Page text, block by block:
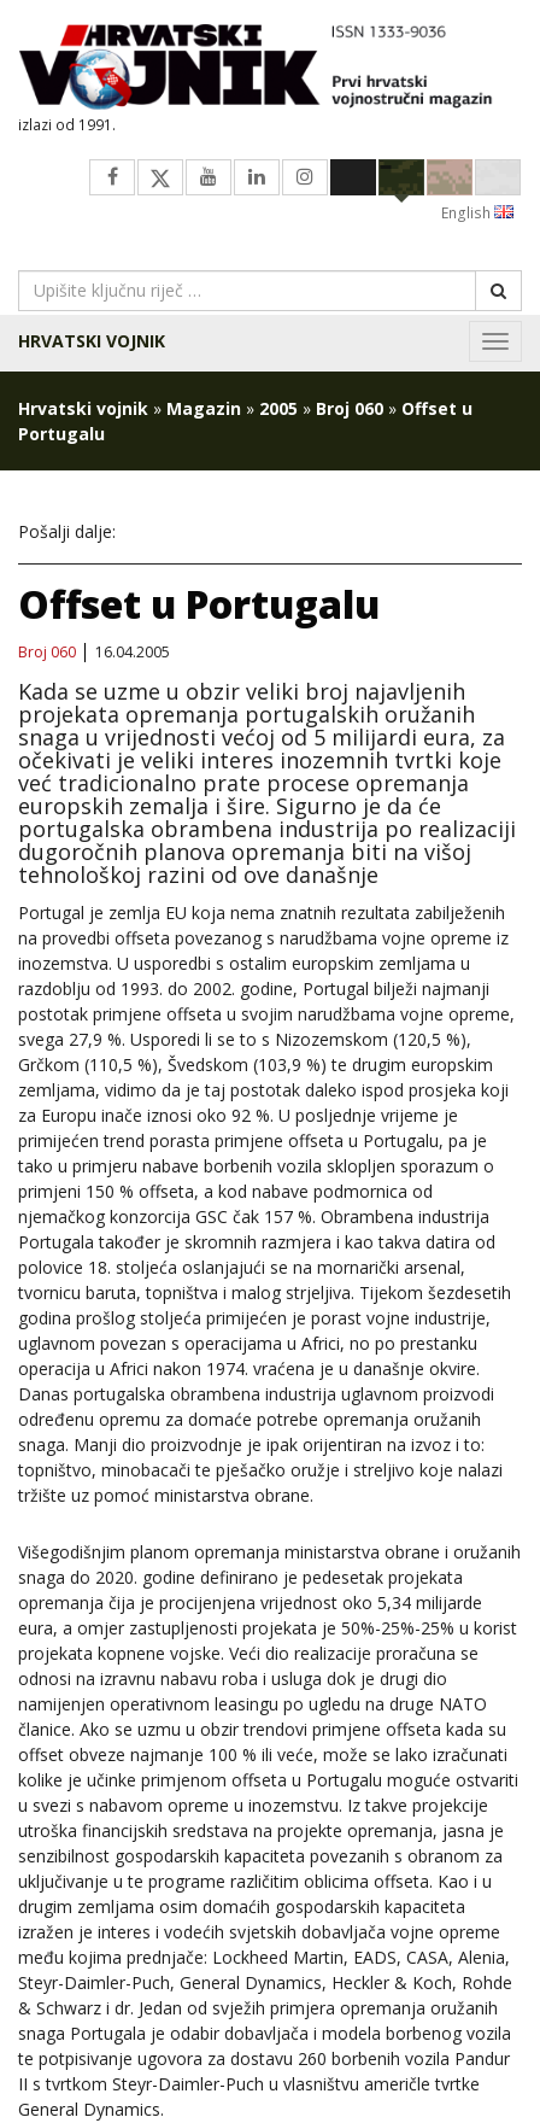
izlazi od 1991.
English
HRVATSKI VOJNIK
Hrvatski vojnik » Magazin » 2005 » Broj 060 » Offset u
Portugalu
Pošalji dalje:
Offset u Portugalu
Broj 060 16.04.2005
Kada se uzme u obzir veliki broj najavljenih
projekata opremanja portugalskih oružanih
snaga u vrijednosti većoj od 5 milijardi eura, za
očekivati je veliki interes inozemnih tvrtki koje
već tradicionalno prate procese opremanja
europskih zemalja i šire. Sigurno je da će
portugalska obrambena industrija po realizaciji
dugoročnih planova opremanja biti na višoj
tehnološkoj razini od ove današnje
Portugal je zemlja EU koja nema znatnih rezultata zabilježenih
na provedbi offseta povezanog s narudžbama vojne opreme iz
inozemstva. U usporedbi s ostalim europskim zemljama u
razdoblju od 1993. do 2002. godine, Portugal bilježi najmanji
postotak primjene offseta u svojim narudžbama vojne opreme,
svega 27,9 %. Usporedi li se to s Nizozemskom (120,5 %),
Grčkom (110,5 %), Švedskom (103,9 %) te drugim europskim
zemljama, vidimo da je taj postotak daleko ispod prosjeka koji
za Europu inače iznosi oko 92 %. U posljednje vrijeme je
primijećen trend porasta primjene offseta u Portugalu, pa je
tako u primjeru nabave borbenih vozila sklopljen sporazum o
primjeni 150 % offseta, a kod nabave podmornica od
njemačkog konzorcija GSC čak 157 %. Obrambena industrija
Portugala također je skromnih razmjera i kao takva datira od
polovice 18. stoljeća oslanjajući se na mornarički arsenal,
tvornicu baruta, topništva i malog strjeljiva. Tijekom šezdesetih
godina prošlog stoljeća primijećen je porast vojne industrije,
uglavnom povezan s operacijama u Africi, no po prestanku
operacija u Africi nakon 1974. vraćena je u današnje okvire.
Danas portugalska obrambena industrija uglavnom proizvodi
određenu opremu za domaće potrebe opremanja oružanih
snaga. Manji dio proizvodnje je ipak orijentiran na izvoz i to:
topništvo, minobacači te pješačko oružje i streljivo koje nalazi
tržište uz pomoć ministarstva obrane.
Višegodišnjim planom opremanja ministarstva obrane i oružanih
snaga do 2020. godine definirano je pedesetak projekata
opremanja čija je procijenjena vrijednost oko 5,34 milijarde
eura, a omjer zastupljenosti projekata je 50%-25%-25% u korist
projekata kopnene vojske. Veći dio realizacije proračuna se
odnosi na izravnu nabavu roba i usluga dok je drugi dio
namijenjen operativnom leasingu po ugledu na druge NATO
članice. Ako se uzmu u obzir trendovi primjene offseta kada su
offset obveze najmanje 100 % ili veće, može se lako izračunati
kolike je učinke primjenom offseta u Portugalu moguće ostvariti
u svezi s nabavom opreme u inozemstvu. Iz takve projekcije
utroška financijskih sredstava na projekte opremanja, jasna je
senzibilnost gospodarskih kapaciteta povezanih s obranom za
uključivanje u te programe različitim oblicima offseta. Kao i u
drugim zemljama osim domaćih gospodarskih kapaciteta
izražen je interes i vodećih svjetskih dobavljača vojne opreme
među kojima prednjače: Lockheed Martin, EADS, CASA, Alenia,
Steyr-Daimler-Puch, General Dynamics, Heckler & Koch, Rohde
& Schwarz i dr. Jedan od svježih primjera opremanja oružanih
snaga Portugala je odabir dobavljača i modela borbenog vozila
te potpisivanje ugovora za dostavu 260 borbenih vozila Pandur
II s tvrtkom Steyr-Daimler-Puch u vlasništvu američle tvrtke
General Dynamics.